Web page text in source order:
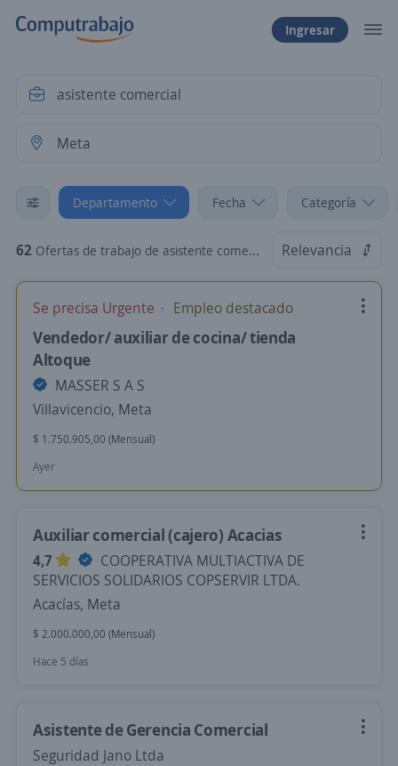
Ingresar
Departamento Fecha Categoría
62 Ofertas de trabajo de asistente comercial en Meta Relevancia
Se precisa Urgente Empleo destacado
Vendedor/ auxiliar de cocina/ tienda
Altoque
MASSER S A S
Villavicencio, Meta
$ 1.750.905,00 (Mensual)
Ayer
Auxiliar comercial (cajero) Acacias
4,7
COOPERATIVA MULTIACTIVA DE
SERVICIOS SOLIDARIOS COPSERVIR LTDA.
Acacías, Meta
$ 2.000.000,00 (Mensual)
Hace 5 días
Asistente de Gerencia Comercial
Seguridad Jano Ltda